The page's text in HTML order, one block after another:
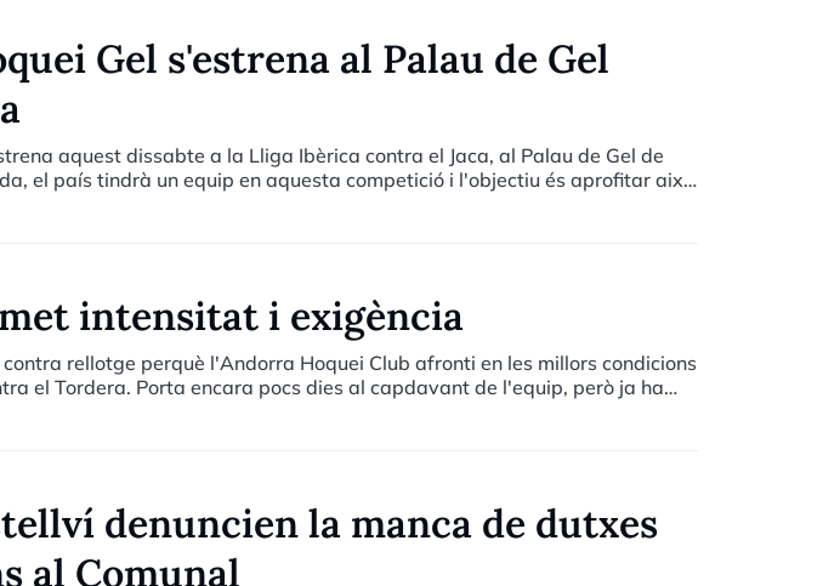
Gel s'estrena al Palau de Gel
aquest dissabte a la Lliga Ibèrica contra el Jaca, al Palau de Gel de
el país tindrà un equip en aquesta competició i l'objectiu és aprofitar això
espectacular.
intensitat i exigència
rellotge perquè l'Andorra Hoquei Club afronti en les millors condicions
el Tordera. Porta encara pocs dies al capdavant de l'equip, però ja ha
i exigència.
denuncien la manca de dutxes
al Comunal